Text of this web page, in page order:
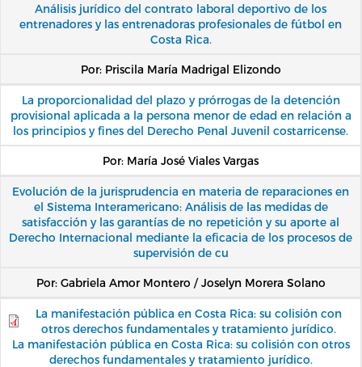
Análisis jurídico del contrato laboral deportivo de los
entrenadores y las entrenadoras profesionales de fútbol en
Costa Rica.
Por: Priscila María Madrigal Elizondo
La proporcionalidad del plazo y prórrogas de la detención
provisional aplicada a la persona menor de edad en relación a
los principios y fines del Derecho Penal Juvenil costarricense.
Por: María José Viales Vargas
Evolución de la jurisprudencia en materia de reparaciones en
el Sistema Interamericano: Análisis de las medidas de
satisfacción y las garantías de no repetición y su aporte al
Derecho Internacional mediante la eficacia de los procesos de
supervisión de cu
Por: Gabriela Amor Montero / Joselyn Morera Solano
La manifestación pública en Costa Rica: su colisión con
otros derechos fundamentales y tratamiento jurídico.
La manifestación pública en Costa Rica: su colisión con otros
derechos fundamentales y tratamiento jurídico.